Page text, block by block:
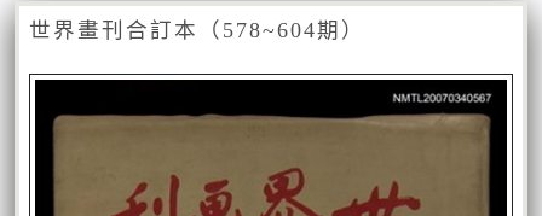
世界畫刊合訂本（578~604期）